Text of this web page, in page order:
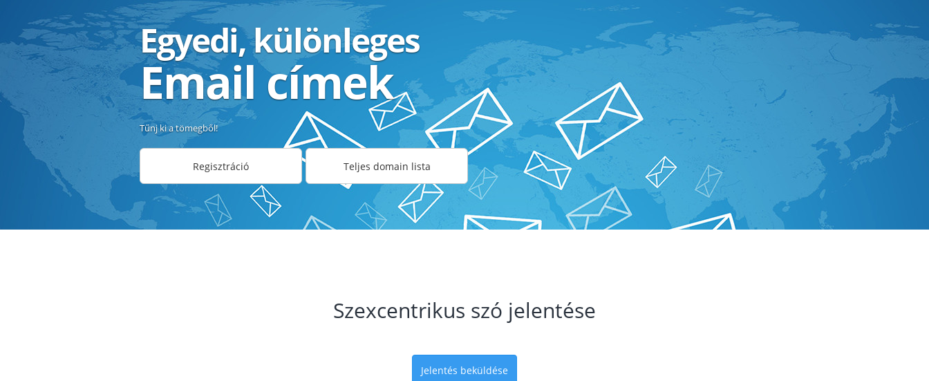
Egyedi, különleges
Email címek
Tűnj ki a tömegből!
Regisztráció Teljes domain lista
Szexcentrikus szó jelentése
Jelentés beküldése